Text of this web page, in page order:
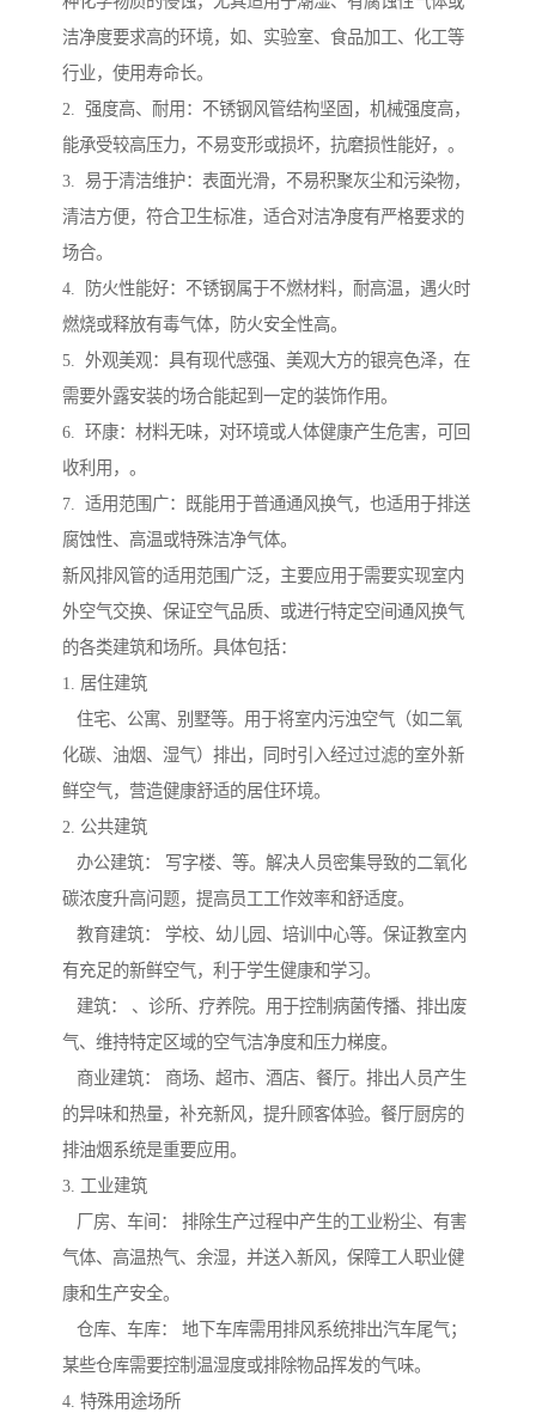
洁净度要求高的环境，如、实验室、食品加工、化工等
行业，使用寿命长。
2. 强度高、耐用：不锈钢风管结构坚固，机械强度高，
能承受较高压力，不易变形或损坏，抗磨损性能好，。
3. 易于清洁维护：表面光滑，不易积聚灰尘和污染物，
清洁方便，符合卫生标准，适合对洁净度有严格要求的
场合。
4. 防火性能好：不锈钢属于不燃材料，耐高温，遇火时
燃烧或释放有毒气体，防火安全性高。
5. 外观美观：具有现代感强、美观大方的银亮色泽，在
需要外露安装的场合能起到一定的装饰作用。
6. 环康：材料无味，对环境或人体健康产生危害，可回
收利用，。
7. 适用范围广：既能用于普通通风换气，也适用于排送
腐蚀性、高温或特殊洁净气体。
新风排风管的适用范围广泛，主要应用于需要实现室内
外空气交换、保证空气品质、或进行特定空间通风换气
的各类建筑和场所。具体包括：
1. 居住建筑
住宅、公寓、别墅等。用于将室内污浊空气（如二氧
化碳、油烟、湿气）排出，同时引入经过过滤的室外新
鲜空气，营造健康舒适的居住环境。
2. 公共建筑
办公建筑： 写字楼、等。解决人员密集导致的二氧化
碳浓度升高问题，提高员工工作效率和舒适度。
教育建筑： 学校、幼儿园、培训中心等。保证教室内
有充足的新鲜空气，利于学生健康和学习。
建筑： 、诊所、疗养院。用于控制病菌传播、排出废
气、维持特定区域的空气洁净度和压力梯度。
商业建筑： 商场、超市、酒店、餐厅。排出人员产生
的异味和热量，补充新风，提升顾客体验。餐厅厨房的
排油烟系统是重要应用。
3. 工业建筑
厂房、车间： 排除生产过程中产生的工业粉尘、有害
气体、高温热气、余湿，并送入新风，保障工人职业健
康和生产安全。
仓库、车库： 地下车库需用排风系统排出汽车尾气；
某些仓库需要控制温湿度或排除物品挥发的气味。
4. 特殊用途场所